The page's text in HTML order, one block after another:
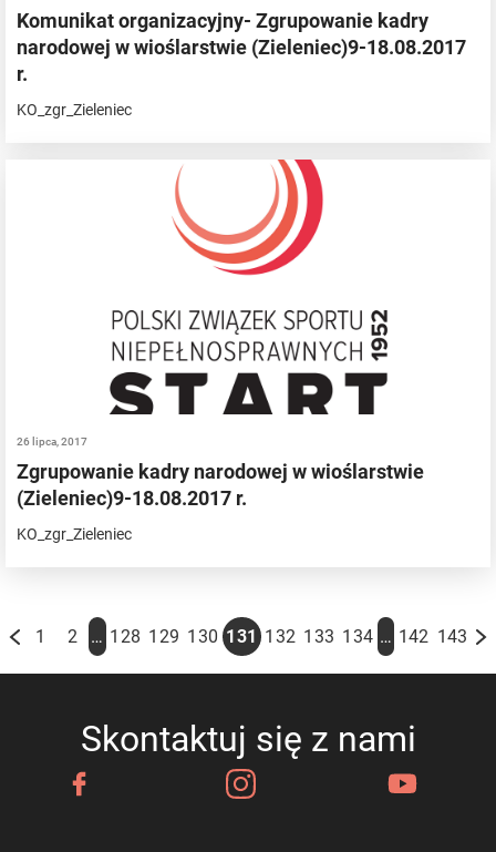
Komunikat organizacyjny- Zgrupowanie kadry
narodowej w wioślarstwie (Zieleniec)9-18.08.2017
r.
KO_zgr_Zieleniec
26 lipca, 2017
Zgrupowanie kadry narodowej w wioślarstwie
(Zieleniec)9-18.08.2017 r.
KO_zgr_Zieleniec
1 2 … 128 129 130 131 132 133 134 … 142 143
Skontaktuj się z nami